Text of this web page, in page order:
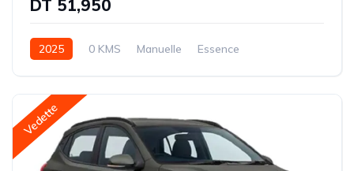
DT 51,950
2025 0 KMS Manuelle
Essence
Vedette